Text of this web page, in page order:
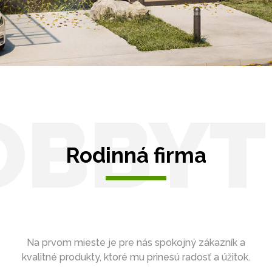
Zasklenie
Rodinná firma
Na prvom mieste je pre nás spokojný zákazník a
kvalitné produkty, ktoré mu prinesú radosť a úžitok.